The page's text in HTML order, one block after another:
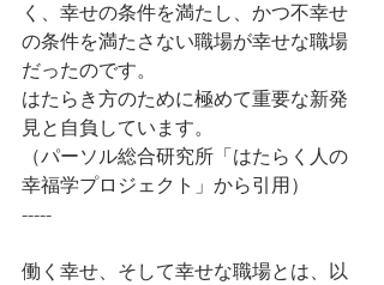
く、幸せの条件を満たし、かつ不幸せ
の条件を満たさない職場が幸せな職場
だったのです。
はたらき方のために極めて重要な新発
見と自負しています。
（パーソル総合研究所「はたらく人の
幸福学プロジェクト」から引用）
-----
働く幸せ、そして幸せな職場とは、以